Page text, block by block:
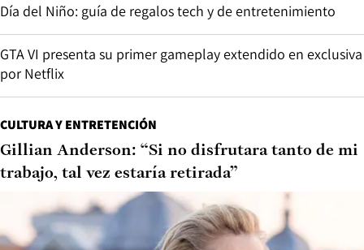
Día del Niño: guía de regalos tech y de entretenimiento
GTA VI presenta su primer gameplay extendido en exclusiva
por Netflix
CULTURA Y ENTRETENCIÓN
Gillian Anderson: “Si no disfrutara tanto de mi
trabajo, tal vez estaría retirada”